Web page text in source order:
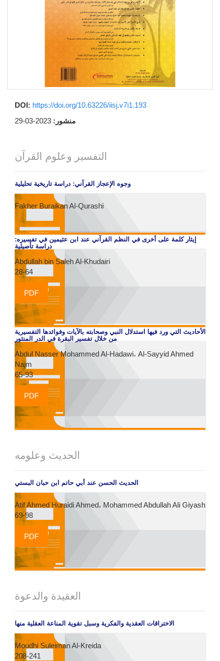
DOI: https://doi.org/10.63226/iisj.v7i1.193
منشور: 2023-03-29
التفسير وعلوم القرآن
وجوه الإعجاز القرآني: دراسة تاريخية تحليلية
Fakher Buraikan Al-Qurashi
إيثار كلمة على أخرى في النظم القرآني عند ابن عثيمين في تفسيره:
دراسة تأصيلية
Abdullah bin Saleh Al-Khudairi
28-64
PDF
الأحاديث التي ورد فيها استدلال النبي وصحابته بالآيات وفوائدها التفسيرية
من خلال تفسير البقرة في الدر المنثور
Abdul Nasser Mohammed Al-Hadawi، Al-Sayyid Ahmed
Najm
65-93
PDF
الحديث وعلومه
الحديث الحسن عند أبي حاتم ابن حبان البستي
Atif Ahmed Huraidi Ahmed، Mohammed Abdullah Ali Giyash
69-98
PDF
العقيدة والدعوة
الاختراقات العقدية والفكرية وسبل تقوية المناعة العقلية منها
Moudhi Suleiman Al-Kreida
208-241